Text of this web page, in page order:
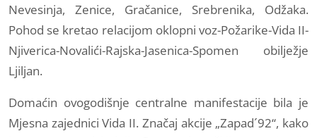
Nevesinja, Zenice, Gračanice, Srebrenika, Odžaka.
Pohod se kretao relacijom oklopni voz-Požarike-Vida II-
Njiverica-Novalići-Rajska-Jasenica-Spomen obilježje
Ljiljan.
Domaćin ovogodišnje centralne manifestacije bila je
Mjesna zajednici Vida II. Značaj akcije „Zapad´92“, kako